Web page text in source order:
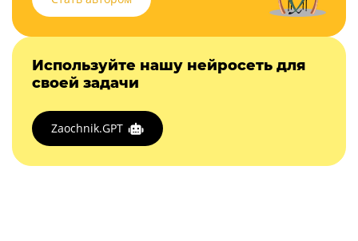
Используйте нашу нейросеть для
своей задачи
Zaochnik.GPT